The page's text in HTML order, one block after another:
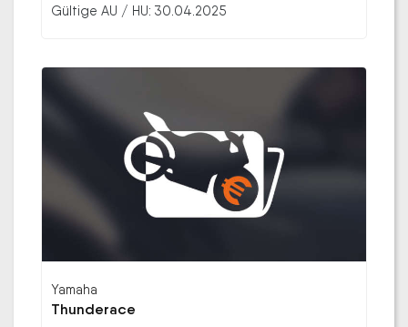
Gültige AU / HU: 30.04.2025
Yamaha
Thunderace